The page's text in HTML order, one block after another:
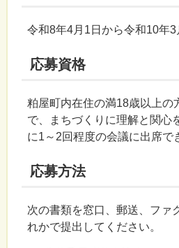
令和8年4月1日から令和10年3
応募資格
粕屋町内在住の満18歳以上の
で、まちづくりに理解と関心
に1～2回程度の会議に出席で
応募方法
次の書類を窓口、郵送、ファ
れかで提出してください。